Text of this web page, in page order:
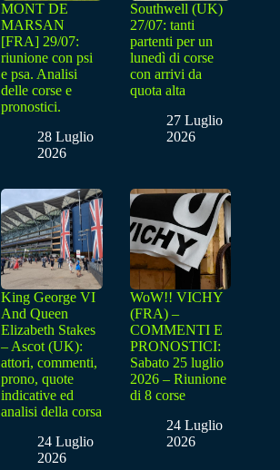
MONT DE
MARSAN
[FRA] 29/07:
riunione con psi
e psa. Analisi
delle corse e
pronostici.
28 Luglio
2026
Southwell (UK)
27/07: tanti
partenti per un
lunedì di corse
con arrivi da
quota alta
27 Luglio
2026
King George VI
And Queen
Elizabeth Stakes
– Ascot (UK):
attori, commenti,
prono, quote
indicative ed
analisi della corsa
24 Luglio
2026
WoW!! VICHY
(FRA) –
COMMENTI E
PRONOSTICI:
Sabato 25 luglio
2026 – Riunione
di 8 corse
24 Luglio
2026